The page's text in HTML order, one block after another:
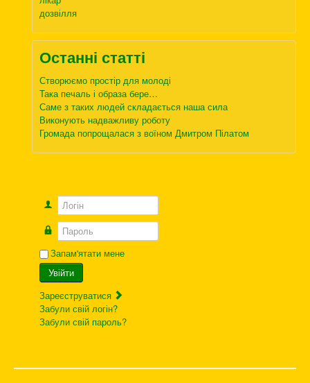
дозвілля
Останні статті
Створюємо простір для молоді
Така печаль і образа бере…
Саме з таких людей складається наша сила
Виконують надважливу роботу
Громада попрощалася з воїном Дмитром Пілатом
Логін
Пароль
Запам'ятати мене
Увійти
Зареєструватися
Забули свій логін?
Забули свій пароль?